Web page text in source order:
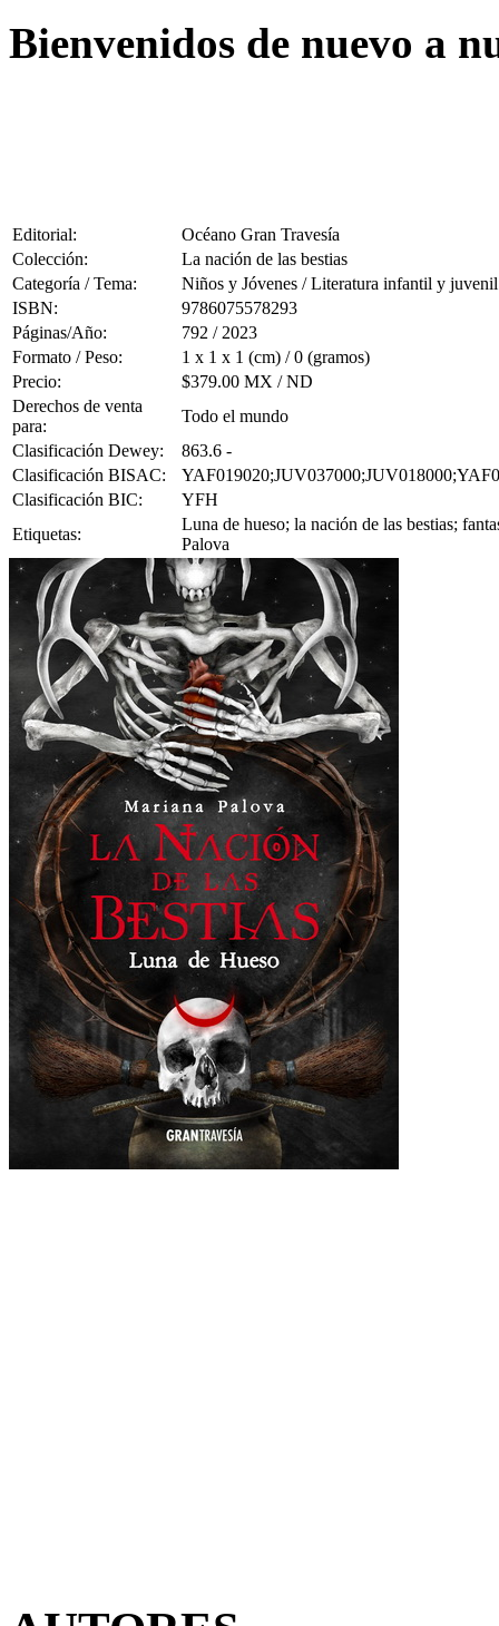
Bienvenidos de nuevo a
Editorial:
Océano Gran Travesía
Colección:
La nación de las bestias
Categoría / Tema:
Niños y Jóvenes / Literatura infantil y juvenil
ISBN:
9786075578293
Páginas/Año:
792 / 2023
Formato / Peso:
1 x 1 x 1 (cm) / 0 (gramos)
Precio:
$379.00 MX / ND
Derechos de venta
para:
Todo el mundo
Clasificación Dewey:
863.6 -
Clasificación BISAC:
Clasificación BIC:
YFH
Etiquetas:
Luna de hueso; la nación de las bestias;
Palova